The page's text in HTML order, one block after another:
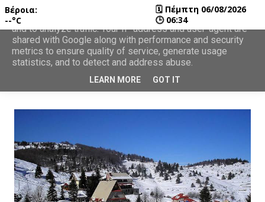
Βέροια:
--°C
🗓 Πέμπτη 06/08/2026
🕒 06:34
This site uses cookies from Google to deliver its services
and to analyze traffic. Your IP address and user-agent are
shared with Google along with performance and security
metrics to ensure quality of service, generate usage
statistics, and to detect and address abuse.
LEARN MORE GOT IT